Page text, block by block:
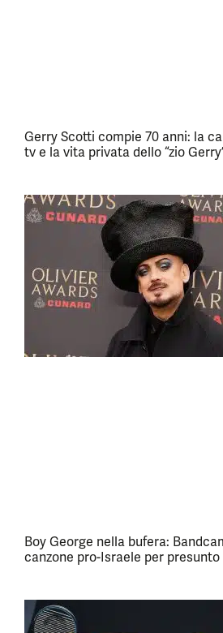
Gerry Scotti compie 70 anni: la
tv e la vita privata dello “zio
Boy George nella bufera:
canzone pro-Israele per presunto